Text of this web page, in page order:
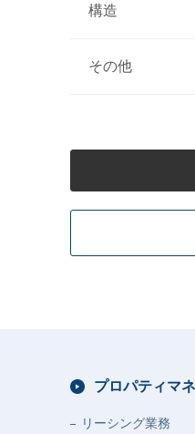
構造
その他
プロパティマ
リーシング業務